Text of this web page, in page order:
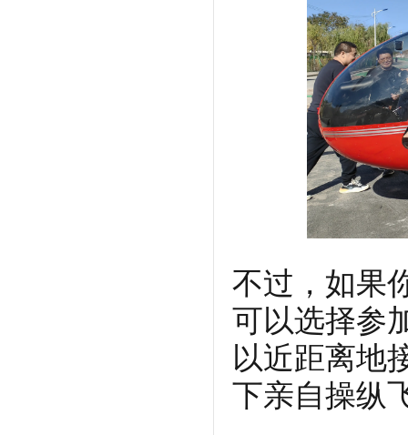
不过，如果
可以选择参
以近距离地
下亲自操纵